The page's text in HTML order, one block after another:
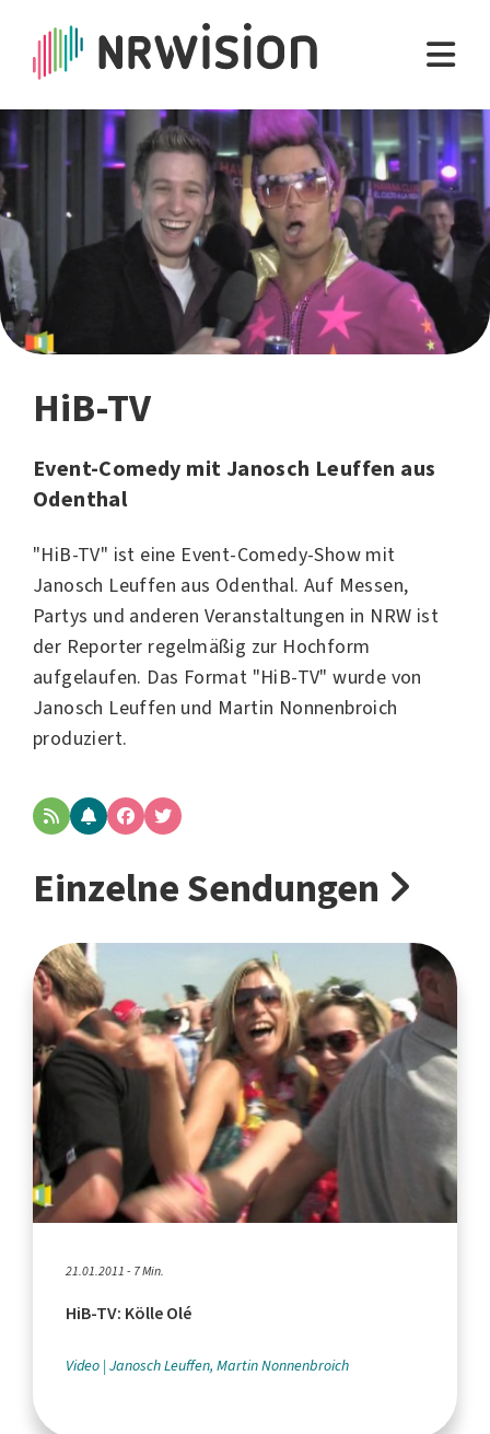
HiB-TV
Event-Comedy mit Janosch Leuffen aus
Odenthal
"HiB-TV" ist eine Event-Comedy-Show mit
Janosch Leuffen aus Odenthal. Auf Messen,
Partys und anderen Veranstaltungen in NRW ist
der Reporter regelmäßig zur Hochform
aufgelaufen. Das Format "HiB-TV" wurde von
Janosch Leuffen und Martin Nonnenbroich
produziert.
Einzelne Sendungen
21.01.2011 - 7 Min.
HiB-TV: Kölle Olé
Video Janosch Leuffen, Martin Nonnenbroich